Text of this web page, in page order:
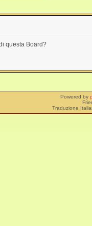
questa Board?
Powered by
Traduzione